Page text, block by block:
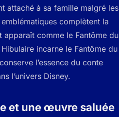
attaché à sa famille malgré les
complètent la
comme le Fantôme du
incarne le Fantôme du
l’essence du conte
l’univers Disney.
et une œuvre saluée